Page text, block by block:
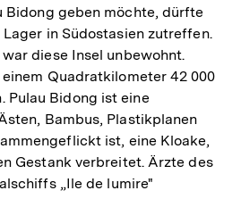
Bidong geben möchte, dürfte
in Südostasien zutreffen.
diese Insel unbewohnt.
Quadratkilometer 42 000
Pulau Bidong ist eine
Bambus, Plastikplanen
ist, eine Kloake,
Gestank verbreitet. Ärzte des
„Ile de lumire"